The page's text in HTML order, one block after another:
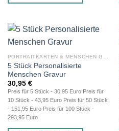
5 Stück Personalisierte
Menschen Gravur
30,95 €
Preis für 5 Stück - 30,95 Euro Preis für
10 Stück - 43,95 Euro Preis für 50 Stück
- 151,95 Euro Preis für 100 Stück -
293,95 Euro